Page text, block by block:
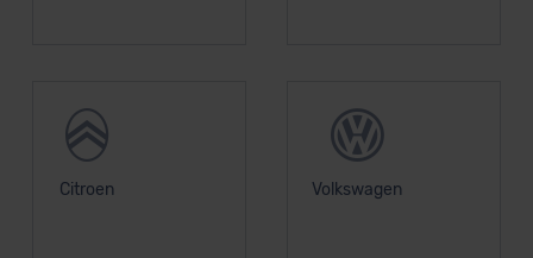
Citroen Volkswagen